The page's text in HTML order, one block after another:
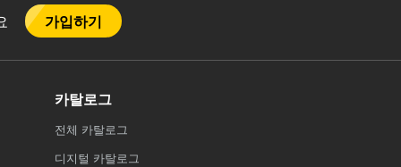
가입하기
카탈로그
전체 카탈로그
디지털 카탈로그